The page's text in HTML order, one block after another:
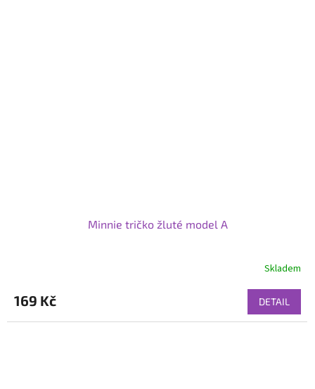
Minnie tričko žluté model A
Skladem
169 Kč DETAIL